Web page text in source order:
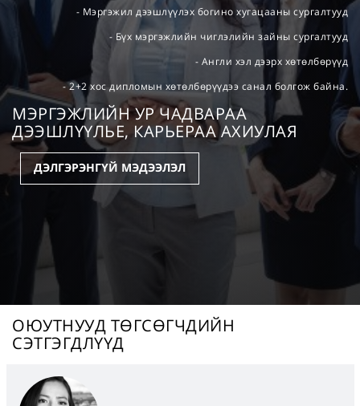
- Мэргэжил дээшлүүлэх богино хугацааны сургалтууд
- Бүх мэргэжлийн чиглэлийн зайны сургалтууд
- Англи хэл дээрх хөтөлбөрүүд
- 2+2 хос дипломын хөтөлбөрүүдээ санал болгож байна.
МЭРГЭЖЛИЙН УР ЧАДВАРАА
ДЭЭШЛҮҮЛЬЕ, КАРЬЕРАА АХИУЛАЯ
ДЭЛГЭРЭНГҮЙ МЭДЭЭЛЭЛ
ОЮУТНУУД ТӨГСӨГЧДИЙН
СЭТГЭГДЛҮҮД